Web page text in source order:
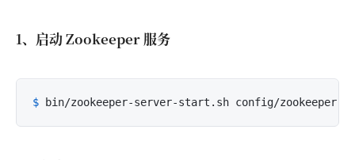
1、启动 Zookeeper 服务
$ bin/zookeeper-server-start.sh config/